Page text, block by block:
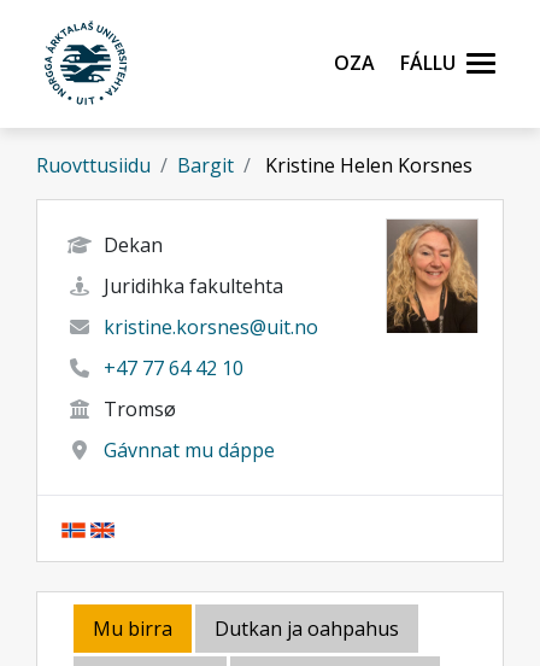
Gå til hovedinnhold
Oza
Fállu
Ruovttusiidu Bargit Kristine Helen Korsnes
Dekan
Juridihka fakultehta
kristine.korsnes@uit.no
+47 77 64 42 10
Tromsø
Gávnnat mu dáppe
Mu birra
Dutkan ja oahpahus